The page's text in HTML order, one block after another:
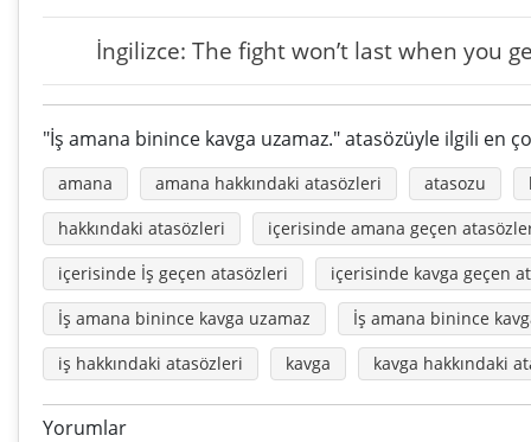
İngilizce: The fight won’t last when you
"İş amana binince kavga uzamaz." atasözüyle ilgili en
amana amana hakkındaki atasözleri atasozu
hakkındaki atasözleri
içerisinde amana geçen
içerisinde İş geçen atasözleri
içerisinde kavga geçen
İş amana binince kavga uzamaz
İş amana binince
iş hakkındaki atasözleri
kavga kavga hakkındaki
Yorumlar